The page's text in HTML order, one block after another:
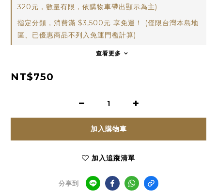
320元，數量有限，依購物車帶出顯示為主)
指定分類，消費滿 $3,500元 享免運！ (僅限台灣本島地
區、已優惠商品不列入免運門檻計算)
查看更多
NT$750
加入購物車
加入追蹤清單
分享到